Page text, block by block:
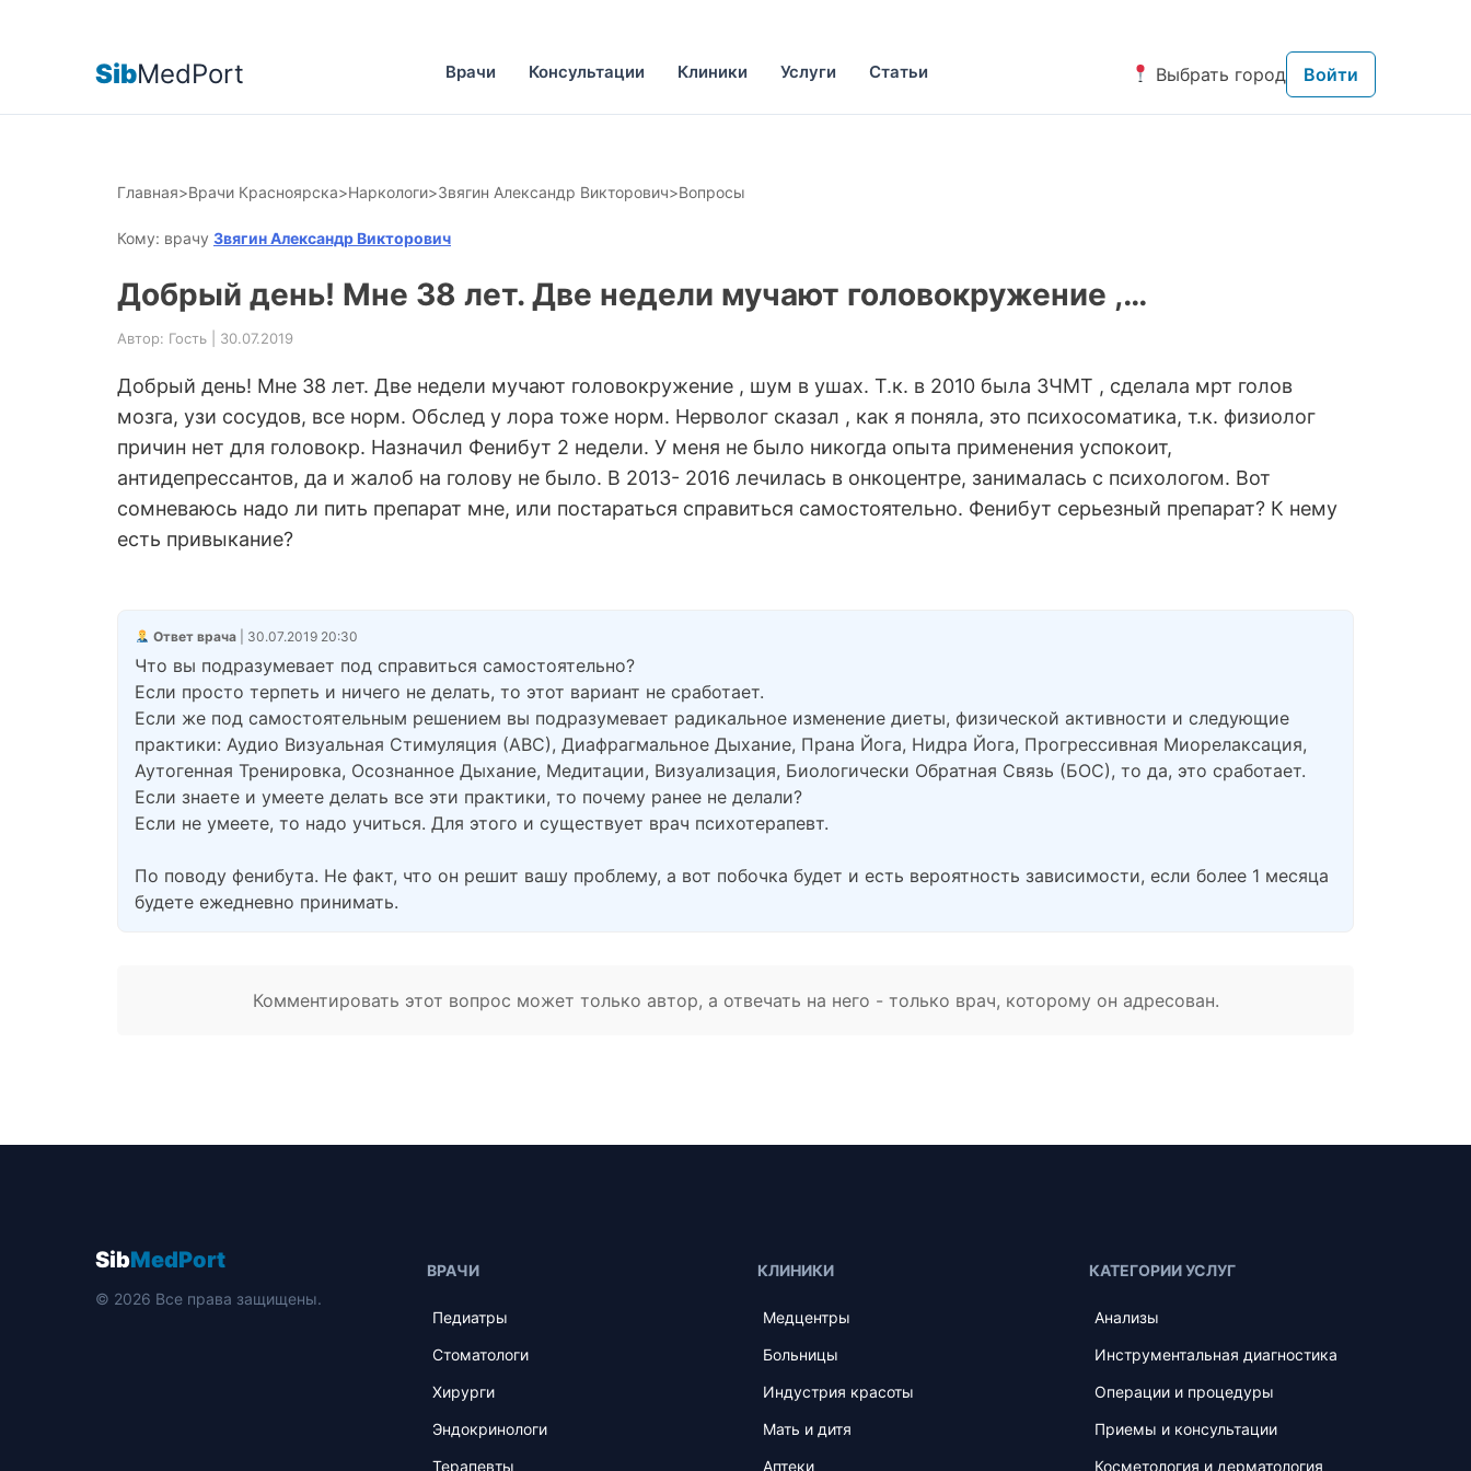
SibMedPort Врачи Консультации Клиники Услуги Статьи Выбрать город Войти
Главная>Врачи Красноярска>Наркологи>Звягин Александр Викторович>Вопросы
Кому: врачу Звягин Александр Викторович
Добрый день! Мне 38 лет. Две недели мучают головокружение ,…
Автор: Гость | 30.07.2019
Добрый день! Мне 38 лет. Две недели мучают головокружение , шум в ушах. Т.к. в 2010 была ЗЧМТ , сделала мрт голов
мозга, узи сосудов, все норм. Обслед у лора тоже норм. Нерволог сказал , как я поняла, это психосоматика, т.к. физиолог
причин нет для головокр. Назначил Фенибут 2 недели. У меня не было никогда опыта применения успокоит,
антидепрессантов, да и жалоб на голову не было. В 2013- 2016 лечилась в онкоцентре, занималась с психологом. Вот
сомневаюсь надо ли пить препарат мне, или постараться справиться самостоятельно. Фенибут серьезный препарат? К нему
есть привыкание?
Ответ врача| 30.07.2019 20:30
Что вы подразумевает под справиться самостоятельно?
Если просто терпеть и ничего не делать, то этот вариант не сработает.
Если же под самостоятельным решением вы подразумевает радикальное изменение диеты, физической активности и следующие
практики: Аудио Визуальная Стимуляция (АВС), Диафрагмальное Дыхание, Прана Йога, Нидра Йога, Прогрессивная Миорелаксация,
Аутогенная Тренировка, Осознанное Дыхание, Медитации, Визуализация, Биологически Обратная Связь (БОС), то да, это сработает.
Если знаете и умеете делать все эти практики, то почему ранее не делали?
Если не умеете, то надо учиться. Для этого и существует врач психотерапевт.
По поводу фенибута. Не факт, что он решит вашу проблему, а вот побочка будет и есть вероятность зависимости, если более 1 месяца
будете ежедневно принимать.
Комментировать этот вопрос может только автор, а отвечать на него - только врач, которому он адресован.
SibMedPort
© 2026 Все права защищены.
ВРАЧИ
Педиатры
Стоматологи
Хирурги
Эндокринологи
Терапевты
КЛИНИКИ
Медцентры
Больницы
Индустрия красоты
Мать и дитя
Аптеки
КАТЕГОРИИ УСЛУГ
Анализы
Инструментальная диагностика
Операции и процедуры
Приемы и консультации
Косметология и дерматология